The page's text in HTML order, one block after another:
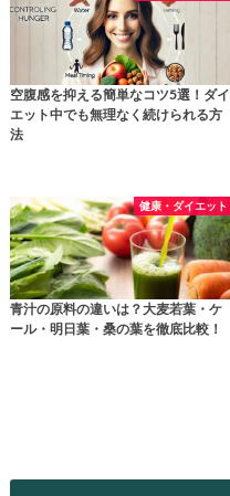
空腹感を抑える簡単なコツ5選！ダイ
エット中でも無理なく続けられる方
法
健康・ダイエット
青汁の原料の違いは？大麦若葉・ケ
ール・明日葉・桑の葉を徹底比較！